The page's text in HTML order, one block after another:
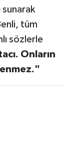
sunarak
tüm
sözlerle
Onların